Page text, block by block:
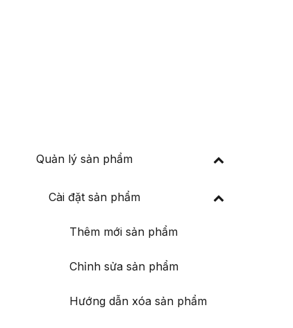
Quản lý sản phẩm
Cài đặt sản phẩm
Thêm mới sản phẩm
Chỉnh sửa sản phẩm
Hướng dẫn xóa sản phẩm